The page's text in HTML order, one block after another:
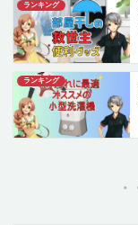
ランキング
ランキング